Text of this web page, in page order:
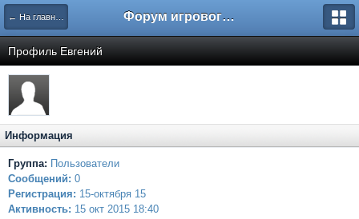
← На главную Форум игрового проекта Riverrise
Профиль Евгений
Информация
Группа: Пользователи
Сообщений: 0
Регистрация: 15-октября 15
Активность: 15 окт 2015 18:40